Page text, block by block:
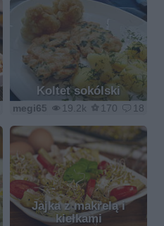
Koltet sokólski
19.2k 170 18
megi65
Jajka z makrelą i
kiełkami